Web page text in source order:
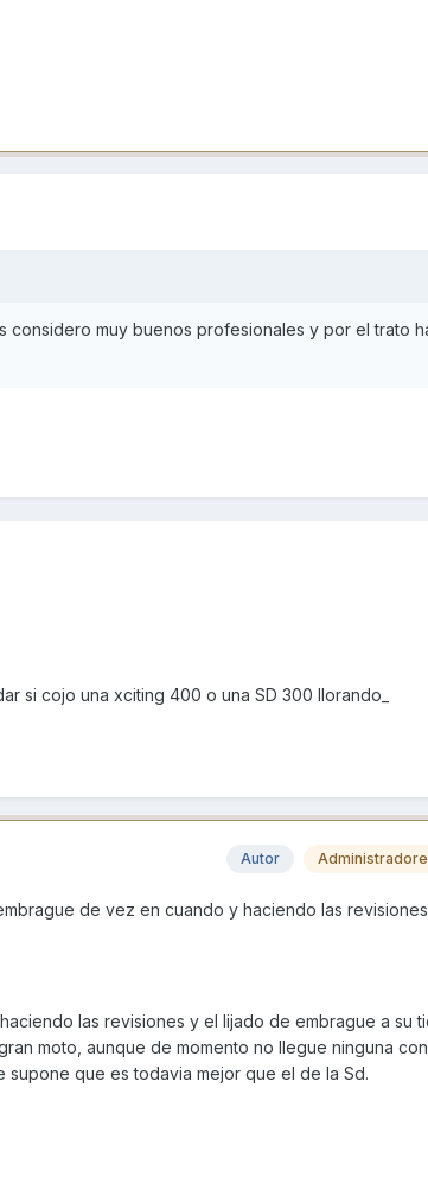
muy buenos profesionales y por el trato
si cojo una xciting 400 o una SD 300 llorando_
Autor
de vez en cuando y haciendo las
las revisiones y el lijado de embrague a su
moto, aunque de momento no llegue ninguna
supone que es todavia mejor que el de la Sd.